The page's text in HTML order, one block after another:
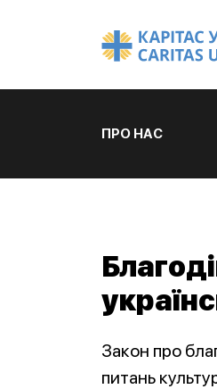
ПРО НАС
Закон про
питань